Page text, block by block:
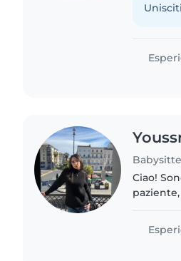
Ciao!